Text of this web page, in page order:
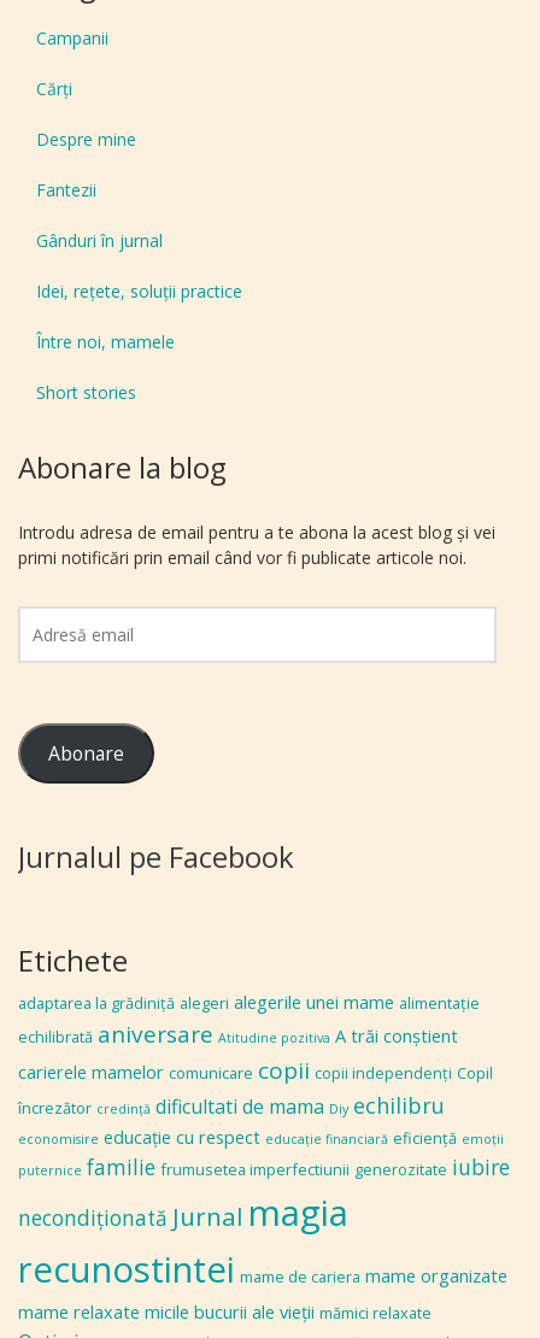
Campanii
Cărți
Despre mine
Fantezii
Gânduri în jurnal
Idei, reţete, soluţii practice
Între noi, mamele
Short stories
Abonare la blog
Introdu adresa de email pentru a te abona la acest blog și vei
primi notificări prin email când vor fi publicate articole noi.
email
Abonare
Jurnalul pe Facebook
Etichete
adaptarea la grădiniţă alegeri alegerile unei mame alimentaţie
echilibrată aniversare Atitudine pozitiva A trăi conștient
carierele mamelor comunicare copii copii independenţi Copil
încrezător credinţă dificultati de mama Diy echilibru
economisire educaţie cu respect educaţie financiară eficiență emoţii
puternice familie frumusetea imperfectiunii generozitate iubire
necondiţionată Jurnal magia
recunostintei mame de cariera mame organizate
mame relaxate micile bucurii ale vieţii mămici relaxate